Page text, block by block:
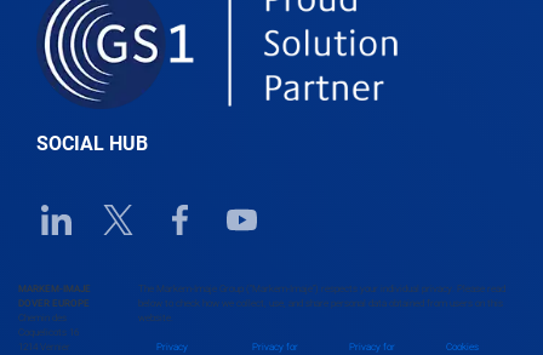
Belgium
Belize
Bolivia
SOCIAL HUB
Linkedin URL link
Twitter URL linkFacebook URL link
Youtube URL link
MARKEM-IMAJE
DOVER EUROPE
Chemin des
Coquelicots 16
1214 Vernier
The Markem-Imaje Group (“Markem-Imaje”) respects your individual privacy. Please read
below to check how we collect, use, and share personal data obtained from users on this
website.
Privacy
Privacy for
Privacy for
Cookies